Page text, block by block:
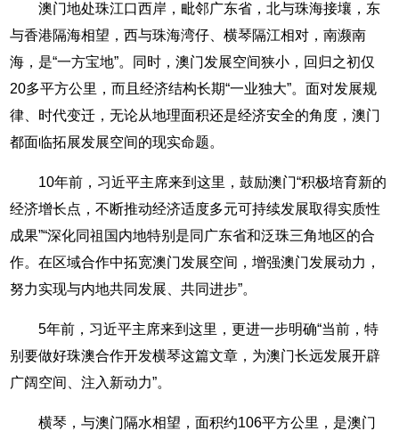
澳门地处珠江口西岸，毗邻广东省，北与珠海接壤，东
与香港隔海相望，西与珠海湾仔、横琴隔江相对，南濒南
海，是“一方宝地”。同时，澳门发展空间狭小，回归之初仅
20多平方公里，而且经济结构长期“一业独大”。面对发展规
律、时代变迁，无论从地理面积还是经济安全的角度，澳门
都面临拓展发展空间的现实命题。
10年前，习近平主席来到这里，鼓励澳门“积极培育新的
经济增长点，不断推动经济适度多元可持续发展取得实质性
成果”“深化同祖国内地特别是同广东省和泛珠三角地区的合
作。在区域合作中拓宽澳门发展空间，增强澳门发展动力，
努力实现与内地共同发展、共同进步”。
5年前，习近平主席来到这里，更进一步明确“当前，特
别要做好珠澳合作开发横琴这篇文章，为澳门长远发展开辟
广阔空间、注入新动力”。
横琴，与澳门隔水相望，面积约106平方公里，是澳门